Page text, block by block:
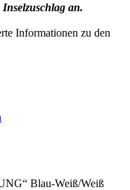
an.
Informationen zu den